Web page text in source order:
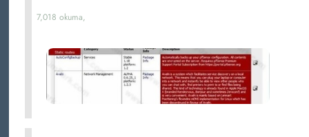
7,018 okuma,